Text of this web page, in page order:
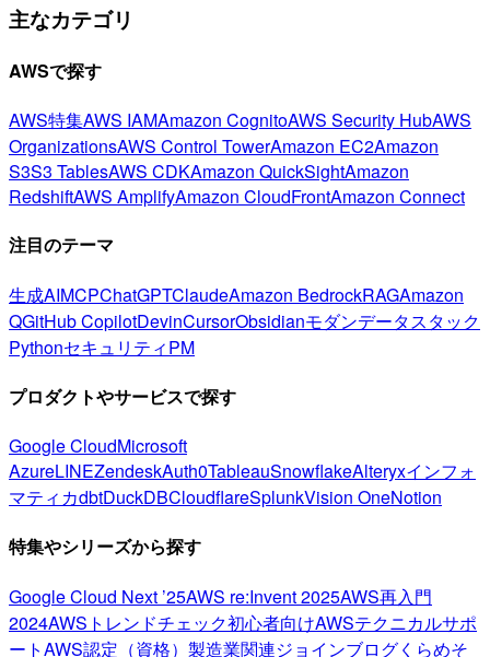
主なカテゴリ
AWSで探す
AWS特集AWS IAMAmazon CognitoAWS Security HubAWS
OrganizationsAWS Control TowerAmazon EC2Amazon
S3S3 TablesAWS CDKAmazon QuickSightAmazon
RedshiftAWS AmplifyAmazon CloudFrontAmazon Connect
注目のテーマ
生成AIMCPChatGPTClaudeAmazon BedrockRAGAmazon
QGitHub CopilotDevinCursorObsidianモダンデータスタック
PythonセキュリティPM
プロダクトやサービスで探す
Google CloudMicrosoft
AzureLINEZendeskAuth0TableauSnowflakeAlteryxインフォ
マティカdbtDuckDBCloudflareSplunkVision OneNotion
特集やシリーズから探す
Google Cloud Next ’25AWS re:Invent 2025AWS再入門
2024AWSトレンドチェック初心者向けAWSテクニカルサポ
ートAWS認定（資格） 製造業関連ジョインブログくらめそ